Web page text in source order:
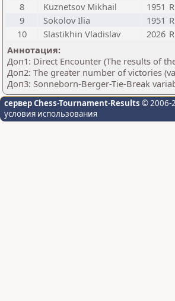
8
Kuznetsov Mikhail 1951
9
Sokolov Ilia 1951
10
Slastikhin Vladislav 2026
Аннотация:
Доп1: Direct Encounter (The results of
Доп2: The greater number of victories
Доп3: Sonneborn-Berger-Tie-Break
сервер Chess-Tournament-Results © 2006-
условия использования